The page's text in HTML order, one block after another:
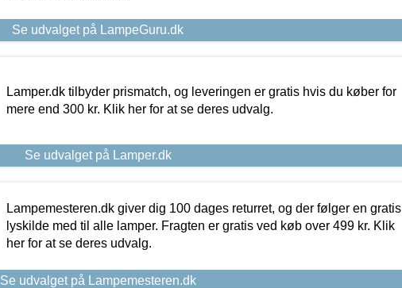
Se udvalget på LampeGuru.dk
Lamper.dk tilbyder prismatch, og leveringen er gratis hvis du køber for
mere end 300 kr. Klik her for at se deres udvalg.
Se udvalget på Lamper.dk
Lampemesteren.dk giver dig 100 dages returret, og der følger en gratis
lyskilde med til alle lamper. Fragten er gratis ved køb over 499 kr. Klik
her for at se deres udvalg.
Se udvalget på Lampemesteren.dk